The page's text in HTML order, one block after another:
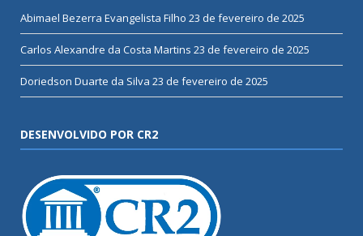
Abimael Bezerra Evangelista Filho 23 de fevereiro de 2025
Carlos Alexandre da Costa Martins 23 de fevereiro de 2025
Doriedson Duarte da Silva 23 de fevereiro de 2025
DESENVOLVIDO POR CR2